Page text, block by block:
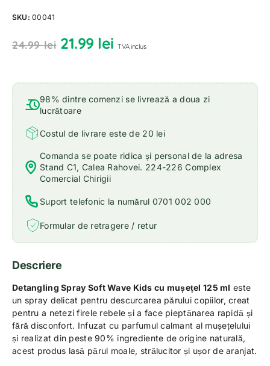
SKU:00041
24.99lei 21.99 lei TVA inclus
98% dintre comenzi se livrează a doua zi
lucrătoare
Costul de livrare este de 20 lei
Comanda se poate ridica și personal de la adresa
Stand C1, Calea Rahovei. 224-226 Complex
Comercial Chirigii
Suport telefonic la numărul 0701 002 000
Formular de retragere / retur
Descriere
Detangling Spray Soft Wave Kids cu mușețel 125 ml este
un spray delicat pentru descurcarea părului copiilor, creat
pentru a netezi firele rebele și a face pieptănarea rapidă și
fără disconfort. Infuzat cu parfumul calmant al mușețelului
și realizat din peste 90% ingrediente de origine naturală,
acest produs lasă părul moale, strălucitor și ușor de aranjat.